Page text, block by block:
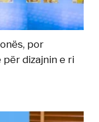
por
dizajnin e ri